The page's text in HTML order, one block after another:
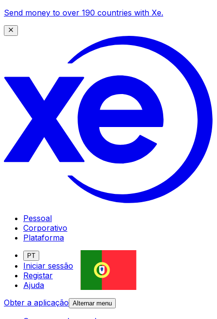
Send money to over 190 countries with Xe.
Pessoal
Corporativo
Plataforma
PT
Iniciar sessão
Registar
Ajuda
Obter a aplicação Alternar menu